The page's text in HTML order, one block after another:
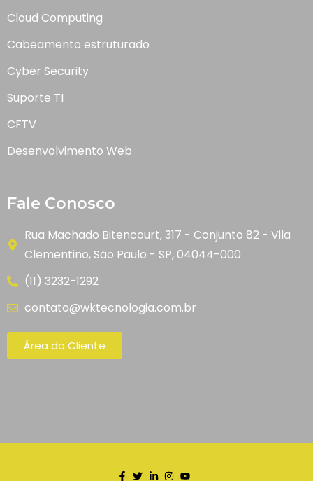
Cloud Computing
Cabeamento estruturado
Cyber Security
Suporte TI
CFTV
Desenvolvimento Web
Fale Conosco
Rua Machado Bitencourt, 317 - Conjunto 82 - Vila
Clementino, São Paulo - SP, 04044-000
(11) 3232-1292
contato@wktecnologia.com.br
Área do Cliente